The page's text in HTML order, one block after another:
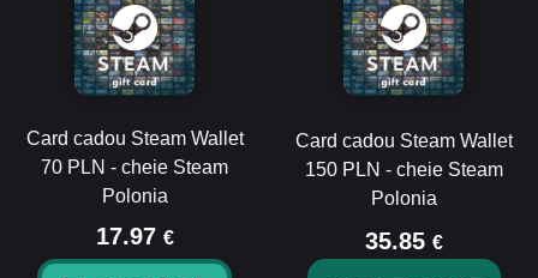
Card cadou Steam Wallet
70 PLN - cheie Steam
Polonia
17.97 €
Card cadou Steam Wallet
150 PLN - cheie Steam
Polonia
35.85 €